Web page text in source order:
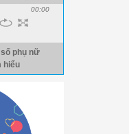
00:00
phụ nữ
hiểu